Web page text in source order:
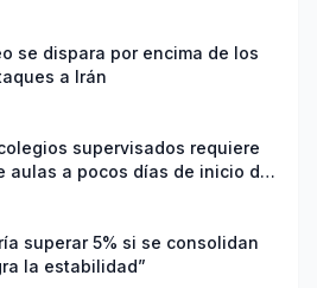
se dispara por encima de los
a Irán
supervisados requiere
aulas a pocos días de inicio del
superar 5% si se consolidan
la estabilidad”